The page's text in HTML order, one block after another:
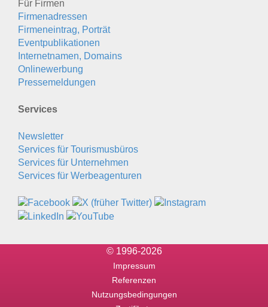
Für Firmen
Firmenadressen
Firmeneintrag, Porträt
Eventpublikationen
Internetnamen, Domains
Onlinewerbung
Pressemeldungen
Services
Newsletter
Services für Tourismusbüros
Services für Unternehmen
Services für Werbeagenturen
© 1996-2026
Impressum
Referenzen
Nutzungsbedingungen